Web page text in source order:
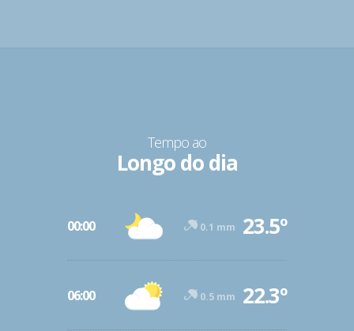
Tempo ao
Longo do dia
00:00 0.1 mm 23.5º
06:00 0.5 mm 22.3º